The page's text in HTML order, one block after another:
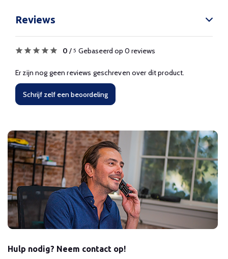
Reviews
0 / 5 Gebaseerd op 0 reviews
Er zijn nog geen reviews geschreven over dit product.
Schrijf zelf een beoordeling
Hulp nodig? Neem contact op!